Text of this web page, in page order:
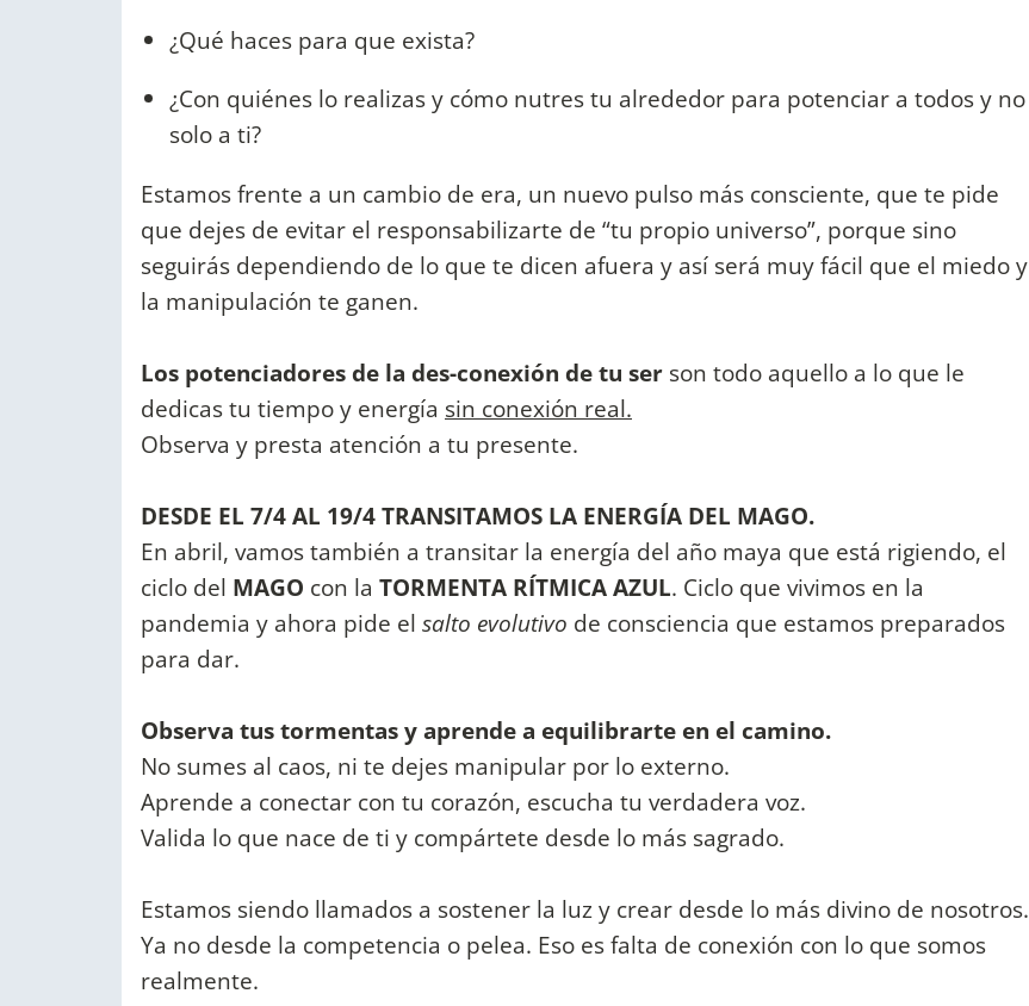
¿Qué haces para que exista?
¿Con quiénes lo realizas y cómo nutres tu alrededor para potenciar a todos y no
solo a ti?
Estamos frente a un cambio de era, un nuevo pulso más consciente, que te pide
que dejes de evitar el responsabilizarte de “tu propio universo”, porque sino
seguirás dependiendo de lo que te dicen afuera y así será muy fácil que el miedo y
la manipulación te ganen.
Los potenciadores de la des-conexión de tu ser son todo aquello a lo que le
dedicas tu tiempo y energía sin conexión real.
Observa y presta atención a tu presente.
DESDE EL 7/4 AL 19/4 TRANSITAMOS LA ENERGÍA DEL MAGO.
En abril, vamos también a transitar la energía del año maya que está rigiendo, el
ciclo del MAGO con la TORMENTA RÍTMICA AZUL. Ciclo que vivimos en la
pandemia y ahora pide el salto evolutivo de consciencia que estamos preparados
para dar.
Observa tus tormentas y aprende a equilibrarte en el camino.
No sumes al caos, ni te dejes manipular por lo externo.
Aprende a conectar con tu corazón, escucha tu verdadera voz.
Valida lo que nace de ti y compártete desde lo más sagrado.
Estamos siendo llamados a sostener la luz y crear desde lo más divino de nosotros.
Ya no desde la competencia o pelea. Eso es falta de conexión con lo que somos
realmente.